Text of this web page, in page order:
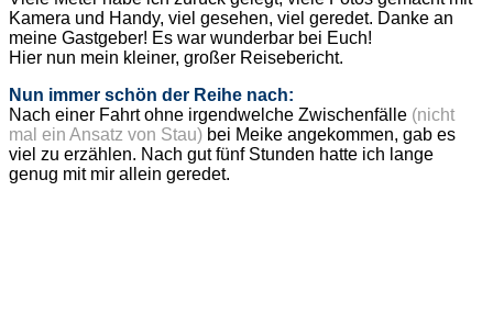
Kamera und Handy, viel gesehen, viel geredet. Danke an
meine Gastgeber! Es war wunderbar bei Euch!
Hier nun mein kleiner, großer Reisebericht.
Nun immer schön der Reihe nach:
Nach einer Fahrt ohne irgendwelche Zwischenfälle (nicht
mal ein Ansatz von Stau) bei Meike angekommen, gab es
viel zu erzählen. Nach gut fünf Stunden hatte ich lange
genug mit mir allein geredet.